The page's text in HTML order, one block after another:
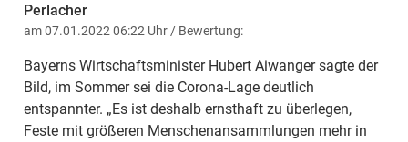
Perlacher
am 07.01.2022 06:22 Uhr / Bewertung:
Bayerns Wirtschaftsminister Hubert Aiwanger sagte der
Bild, im Sommer sei die Corona-Lage deutlich
entspannter. „Es ist deshalb ernsthaft zu überlegen,
Feste mit größeren Menschenansammlungen mehr in